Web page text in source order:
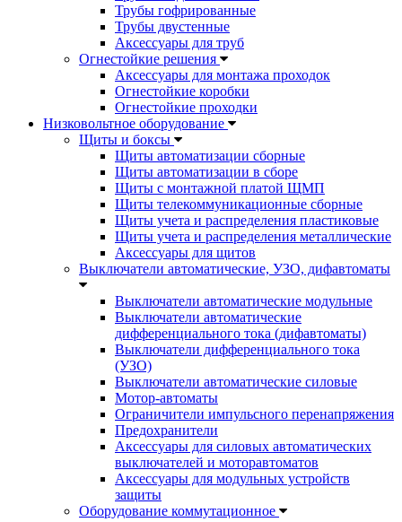
Трубы гофрированные
Трубы двустенные
Аксессуары для труб
Огнестойкие решения
Аксессуары для монтажа проходок
Огнестойкие коробки
Огнестойкие проходки
Низковольтное оборудование
Щиты и боксы
Щиты автоматизации сборные
Щиты автоматизации в сборе
Щиты с монтажной платой ЩМП
Щиты телекоммуникационные сборные
Щиты учета и распределения пластиковые
Щиты учета и распределения металлические
Аксессуары для щитов
Выключатели автоматические, УЗО, дифавтоматы
Выключатели автоматические модульные
Выключатели автоматические
дифференциального тока (дифавтоматы)
Выключатели дифференциального тока
(УЗО)
Выключатели автоматические силовые
Мотор-автоматы
Ограничители импульсного перенапряжения
Предохранители
Аксессуары для силовых автоматических
выключателей и моторавтоматов
Аксессуары для модульных устройств
защиты
Оборудование коммутационное